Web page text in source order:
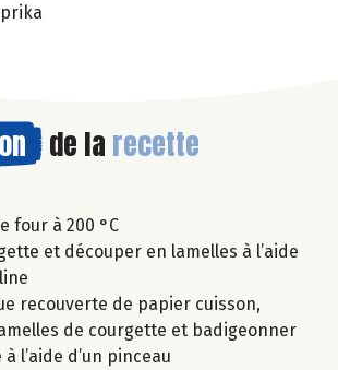
de la recette
four à 200 °C
et découper en lamelles à l’aide
recouverte de papier cuisson,
de courgette et badigeonner
à l’aide d’un pinceau